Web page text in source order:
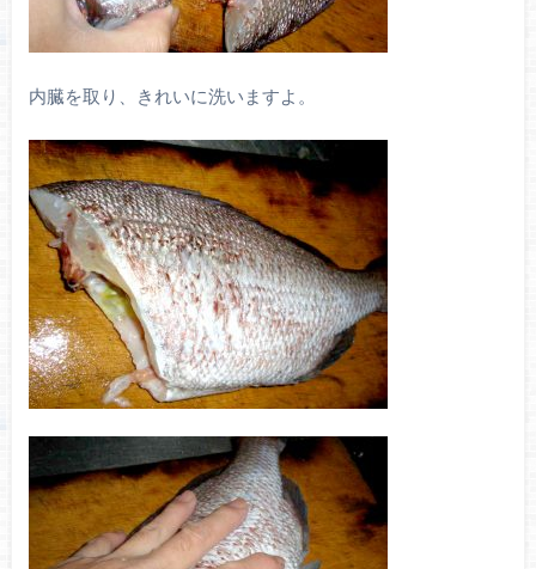
内臓を取り、きれいに洗いますよ。